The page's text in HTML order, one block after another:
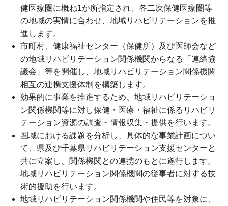
健医療圏に概ね1か所指定され、各二次保健医療圏等
の地域の実情に合わせ、地域リハビリテーションを推
進します。
市町村、健康福祉センター（保健所）及び医師会など
の地域リハビリテーション関係機関からなる「連絡協
議会」等を開催し、地域リハビリテーション関係機関
相互の連携支援体制を構築します。
効果的に事業を推進するため、地域リハビリテーショ
ン関係機関等に対し保健・医療・福祉に係るリハビリ
テーション資源の調査・情報収集・提供を行います。
圏域における課題を分析し、具体的な事業計画につい
て、県及び千葉県リハビリテーション支援センターと
共に立案し、関係機関との連携のもとに遂行します。
地域リハビリテーション関係機関の従事者に対する技
術的援助を行います。
地域リハビリテーション関係機関や住民等を対象に、